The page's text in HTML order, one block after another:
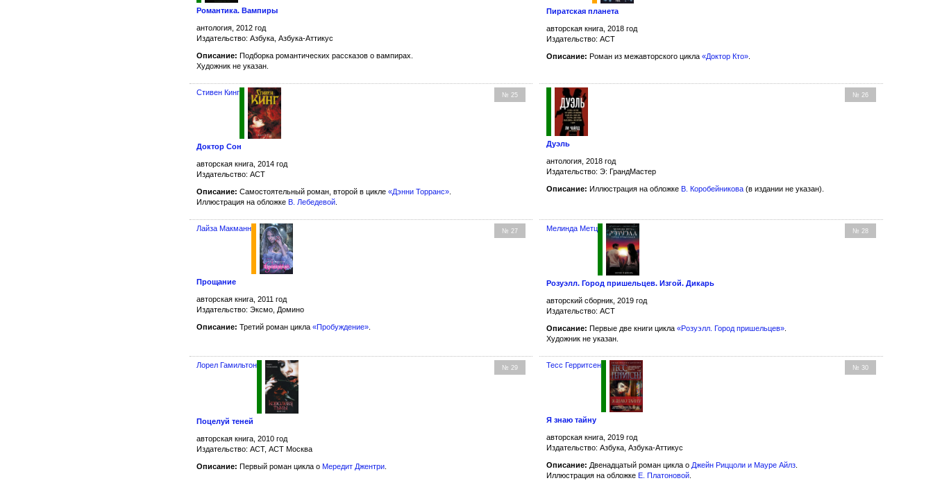
Романтика. Вампиры
антология, 2012 год
Издательство: Азбука, Азбука-Аттикус
Описание: Подборка романтических рассказов о вампирах.
Художник не указан.
Пиратская планета
авторская книга, 2018 год
Издательство: АСТ
Описание: Роман из межавторского цикла«Доктор Кто»
№ 25
Стивен Кинг
Доктор Сон
авторская книга, 2014 год
Издательство: АСТ
Описание: Самостоятельный роман, второй в цикле «Дэнни Торранс»
Иллюстрация на обложке В. Лебедевой
№ 26
Дуэль
антология, 2018 год
Издательство: Э: ГрандМастер
Описание: Иллюстрация на обложке В. Коробейникова (в издании не указан).
№ 27
Лайза Макманн
Прощание
авторская книга, 2011 год
Издательство: Эксмо, Домино
Описание: Третий роман цикла «Пробуждение»
№ 28
Мелинда Метц
Розуэлл. Город пришельцев. Изгой. Дикарь
авторский сборник, 2019 год
Издательство: АСТ
Описание: Первые две книги цикла«Розуэлл. Город пришельцев»
Художник не указан.
№ 29
Лорел Гамильтон
Поцелуй теней
авторская книга, 2010 год
Издательство: АСТ, АСТ Москва
Описание: Первый роман цикла о Мередит Джентри
№ 30
Тесс Герритсен
Я знаю тайну
авторская книга, 2019 год
Издательство: Азбука, Азбука-Аттикус
Описание: Двенадцатый роман цикла о Джейн Риццоли и Мауре Айлз
Иллюстрация на обложке Е. Платоновой